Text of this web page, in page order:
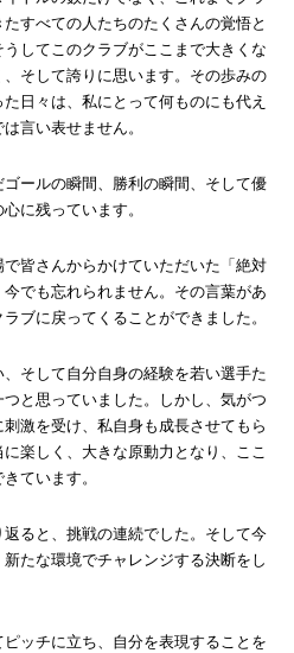
すべての人たちのたくさんの覚悟と
してこのクラブがここまで大きくな
そして誇りに思います。その歩みの
日々は、私にとって何ものにも代え
言い表せません。
ールの瞬間、勝利の瞬間、そして優
に残っています。
皆さんからかけていただいた「絶対
でも忘れられません。その言葉があ
ブに戻ってくることができました。
そして自分自身の経験を若い選手た
と思っていました。しかし、気がつ
激を受け、私自身も成長させてもら
楽しく、大きな原動力となり、ここ
ています。
ると、挑戦の連続でした。そして今
たな環境でチャレンジする決断をし
ッチに立ち、自分を表現することを